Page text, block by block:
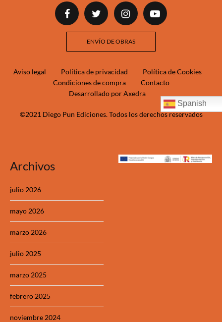
ENVÍO DE OBRAS
©2021 Diego Pun Ediciones. Todos los derechos reservados
Aviso legal Política de privacidad
Política de Cookies
Condiciones de compra
Contacto
Desarrollado por Axedra
Spanish
Archivos
julio 2026
mayo 2026
marzo 2026
julio 2025
marzo 2025
febrero 2025
noviembre 2024